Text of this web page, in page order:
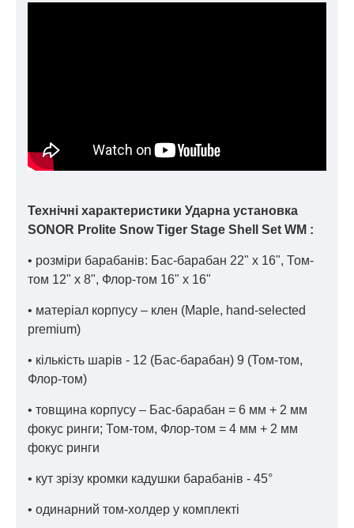
Технічні характеристики Ударна установка
SONOR Prolite Snow Tiger Stage Shell Set WM :
• розміри барабанів: Бас-барабан 22" x 16", Том-
том 12" x 8", Флор-том 16" x 16"
• матеріал корпусу – клен (Maple, hand-selected
premium)
• кількість шарів - 12 (Бас-барабан) 9 (Том-том,
Флор-том)
• товщина корпусу – Бас-барабан = 6 мм + 2 мм
фокус ринги; Том-том, Флор-том = 4 мм + 2 мм
фокус ринги
• кут зрізу кромки кадушки барабанів - 45°
• одинарний том-холдер у комплекті